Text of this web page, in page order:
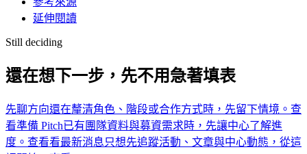
延伸閱讀
Still deciding
還在想下一步，先不用急著填表
先聊方向還在釐清角色、階段或合作方式時，先留下情境。 查
看準備 Pitch已有團隊資料與募資需求時，先讓中心了解進
度。 查看看最新消息只想先追蹤活動、文章與中心動態，從這